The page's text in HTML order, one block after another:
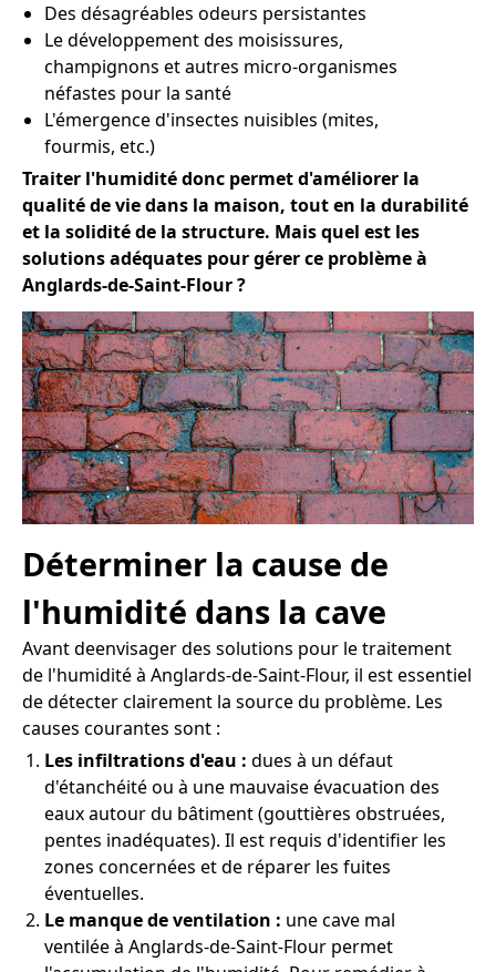
Des désagréables odeurs persistantes
Le développement des moisissures,
champignons et autres micro-organismes
néfastes pour la santé
L'émergence d'insectes nuisibles (mites,
fourmis, etc.)
Traiter l'humidité donc permet d'améliorer la
qualité de vie dans la maison, tout en la durabilité
et la solidité de la structure. Mais quel est les
solutions adéquates pour gérer ce problème à
Anglards-de-Saint-Flour ?
Déterminer la cause de
l'humidité dans la cave
Avant deenvisager des solutions pour le traitement
de l'humidité à Anglards-de-Saint-Flour, il est essentiel
de détecter clairement la source du problème. Les
causes courantes sont :
Les infiltrations d'eau : dues à un défaut
d'étanchéité ou à une mauvaise évacuation des
eaux autour du bâtiment (gouttières obstruées,
pentes inadéquates). Il est requis d'identifier les
zones concernées et de réparer les fuites
éventuelles.
Le manque de ventilation : une cave mal
ventilée à Anglards-de-Saint-Flour permet